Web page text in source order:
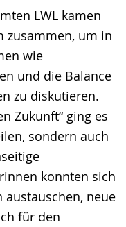
LWL kamen
zusammen, um in
wie
und die Balance
zu diskutieren.
Zukunft“ ging es
sondern auch
konnten sich
austauschen, neue
für den